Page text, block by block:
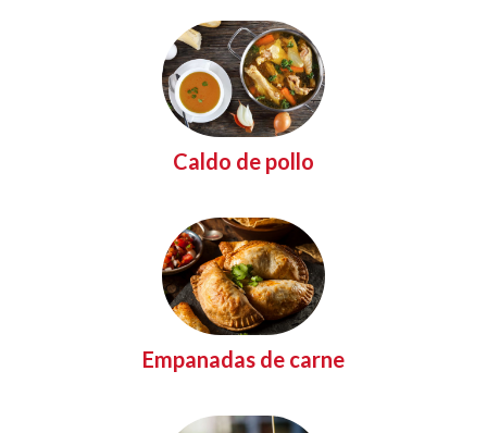
Caldo de pollo
Empanadas de carne